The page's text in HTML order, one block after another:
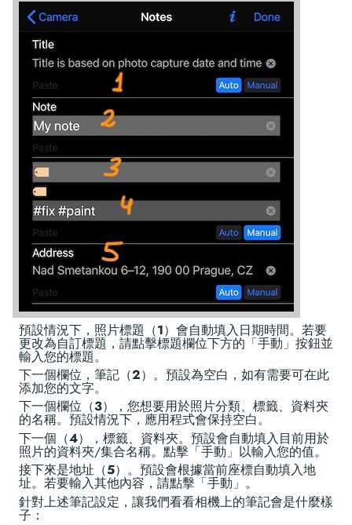
預設情況下，照片標題（1）會自動填入日期時間。若要
更改為自訂標題，請點擊標題欄位下方的「手動」按鈕並
輸入您的標題。
下一個欄位，筆記（2）。預設為空白，如有需要可在此
添加您的文字。
下一個欄位（3），您想要用於照片分類、標籤、資料夾
的名稱。預設情況下，應用程式會保持空白。
下一個（4），標籤、資料夾。預設會自動填入目前用於
照片的資料夾/集合名稱。點擊「手動」以輸入您的值。
接下來是地址（5）。預設會根據當前座標自動填入地
址。若要輸入其他內容，請點擊「手動」。
針對上述筆記設定，讓我們看看相機上的筆記會是什麼樣
子：